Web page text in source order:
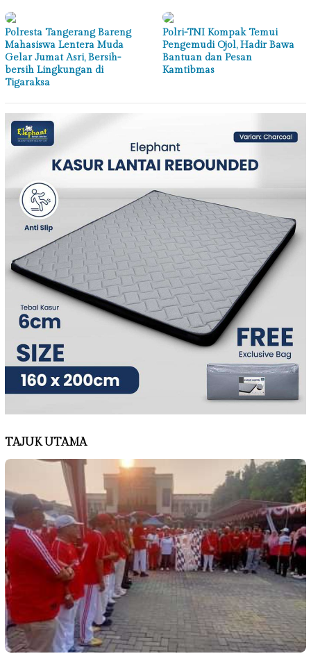
Polresta Tangerang Bareng
Mahasiswa Lentera Muda
Gelar Jumat Asri, Bersih-
bersih Lingkungan di
Tigaraksa
Polri-TNI Kompak Temui
Pengemudi Ojol, Hadir Bawa
Bantuan dan Pesan
Kamtibmas
TAJUK UTAMA